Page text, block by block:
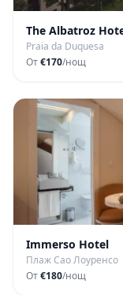
The Albatroz
Praia da Duquesa
От€170/нощ
Immerso Hotel
Плаж Сао Лоуренсо
От€180/нощ